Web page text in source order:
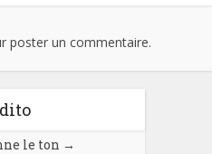
poster un commentaire.
le ton →